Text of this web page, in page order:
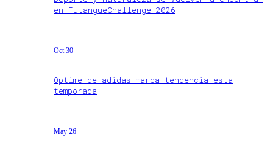
en FutangueChallenge 2026
Oct 30
Optime de adidas marca tendencia esta
temporada
May 26